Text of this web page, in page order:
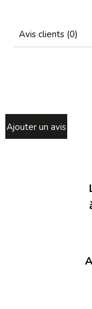
Avis clients (0)
Ajouter un avis